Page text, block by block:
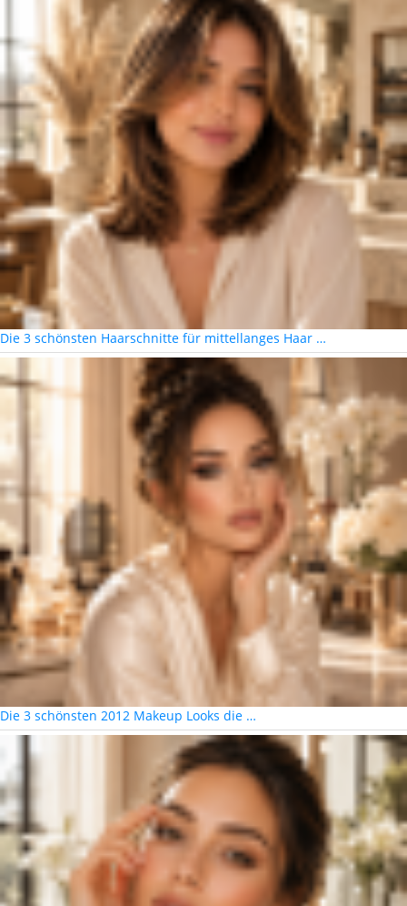
Die 3 schönsten Haarschnitte für mittellanges Haar …
Die 3 schönsten 2012 Makeup Looks die …